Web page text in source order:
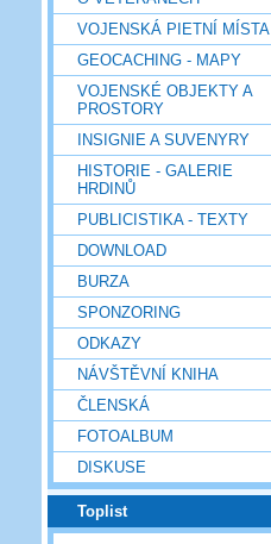
VOJENSKÁ PIETNÍ MÍSTA
GEOCACHING - MAPY
VOJENSKÉ OBJEKTY A
PROSTORY
INSIGNIE A SUVENYRY
HISTORIE - GALERIE
HRDINŮ
PUBLICISTIKA - TEXTY
DOWNLOAD
BURZA
SPONZORING
ODKAZY
NÁVŠTĚVNÍ KNIHA
ČLENSKÁ
FOTOALBUM
DISKUSE
Toplist